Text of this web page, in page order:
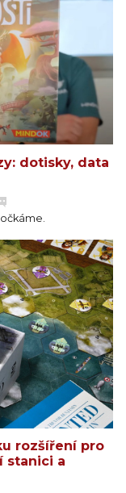
kmene jsou
kmene a
v průběhu
hráče
své sloty
rozsáhlá
jsou
zdrojem
utvářet vaši
tím, který slot
a získáte
a naučíte se
určují, po
dotisky, data
rozšíření pro
stanici a